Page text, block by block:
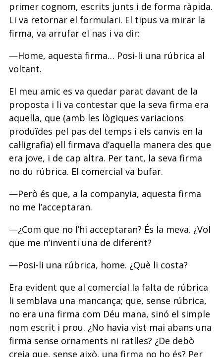
primer cognom, escrits junts i de forma ràpida.
Li va retornar el formulari. El tipus va mirar la
firma, va arrufar el nas i va dir:
—Home, aquesta firma… Posi-li una rúbrica al
voltant.
El meu amic es va quedar parat davant de la
proposta i li va contestar que la seva firma era
aquella, que (amb les lògiques variacions
produïdes pel pas del temps i els canvis en la
cal·ligrafia) ell firmava d’aquella manera des que
era jove, i de cap altra. Per tant, la seva firma
no du rúbrica. El comercial va bufar.
—Però és que, a la companyia, aquesta firma
no me l’acceptaran.
—¿Com que no l’hi acceptaran? És la meva. ¿Vol
que me n’inventi una de diferent?
—Posi-li una rúbrica, home. ¿Què li costa?
Era evident que al comercial la falta de rúbrica
li semblava una mancança; que, sense rúbrica,
no era una firma com Déu mana, sinó el simple
nom escrit i prou. ¿No havia vist mai abans una
firma sense ornaments ni ratlles? ¿De debò
creia que, sense això, una firma no ho és? Per